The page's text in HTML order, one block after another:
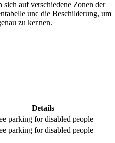
auf verschiedene Zonen der
und die Beschilderung, um
zu kennen.
Details
parking for disabled people
parking for disabled people